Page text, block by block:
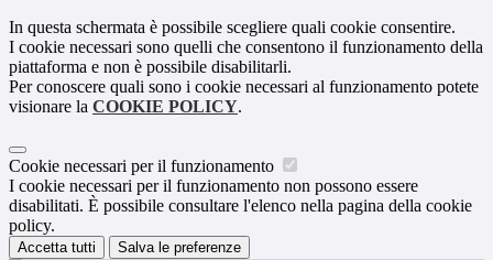
In questa schermata è possibile scegliere quali cookie consentire.
I cookie necessari sono quelli che consentono il funzionamento della
piattaforma e non è possibile disabilitarli.
Per conoscere quali sono i cookie necessari al funzionamento potete
visionare la COOKIE POLICY.
Cookie necessari per il funzionamento
I cookie necessari per il funzionamento non possono essere
disabilitati. È possibile consultare l'elenco nella pagina della cookie
policy.
Accetta tutti Salva le preferenze